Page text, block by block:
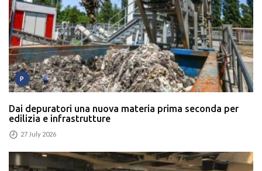
P
Dai depuratori una nuova materia prima seconda per
edilizia e infrastrutture
27 July 2026